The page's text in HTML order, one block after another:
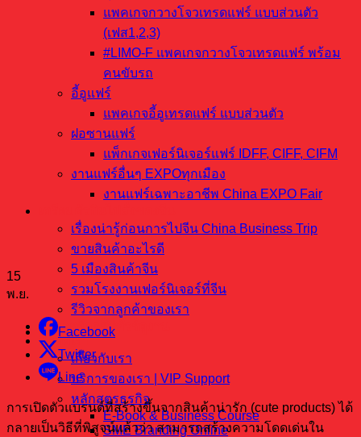
แพคเกจกวางโจวเทรดแฟร์ แบบส่วนตัว
(เฟส1,2,3)
#LIMO-F แพคเกจกวางโจวเทรดแฟร์ พร้อม
คนขับรถ
อี้อูแฟร์
แพคเกจอี้อูเทรดแฟร์ แบบส่วนตัว
ฝอซานแฟร์
แพ็กเกจเฟอร์นิเจอร์แฟร์ IDFF, CIFF, CIFM
งานแฟร์อื่นๆ EXPOทุกเมือง
งานแฟร์เฉพาะอาชีพ China EXPO Fair
เรื่องน่ารู้ก่อนการไปจีน China Business Trip
ขายสินค้าอะไรดี
5 เมืองสินค้าจีน
รวมโรงงานเฟอร์นิเจอร์ที่จีน
รีวิวจากลูกค้าของเรา
บริการจัดกรุ๊ปทัวร์ดูงาน
ติดต่อเรา
เกี่ยวกับเรา
บริการของเรา | VIP Support
หลักสูตรธุรกิจ
E-Book & Business Course
SME Branding Online
15
พ.ย.
Facebook
Twitter
Line
การเปิดตัวแบรนด์ที่สร้างขึ้นจากสินค้าน่ารัก (cute products) ได้
กลายเป็นวิธีที่พิสูจน์แล้วว่า สามารถสร้างความโดดเด่นใน